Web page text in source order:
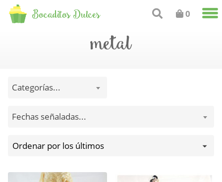
Bocaditos Dulces 0
metal
Categorías...
Fechas señaladas...